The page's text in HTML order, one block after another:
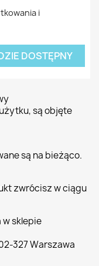
i
DOSTĘPNY
są objęte
są na bieżąco.
zwrócisz w ciągu
sklepie
327 Warszawa